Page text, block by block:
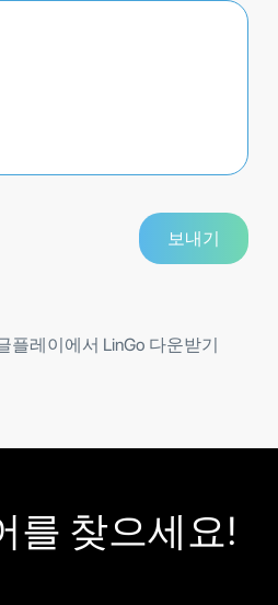
플레이에서 LinGo 다운받기
를 찾으세요!